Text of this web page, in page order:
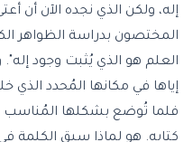
إله، ولكن الذي نجده الآن أن
المختصون بدراسة الظواهر
العلم هو الذي يُثبت وجود
إياها في مكانها المُحدد الذي
فلما تُوضع بشكلها المُناسب
كتابه. هو لماذا سبق الكلمة في